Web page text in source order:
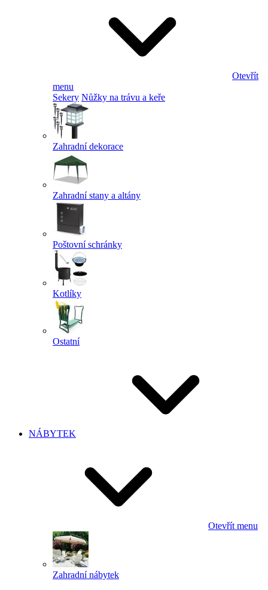
Otevřít
menu
Sekery Nůžky na trávu a keře
Zahradní dekorace
Zahradní stany a altány
Poštovní schránky
Kotlíky
Ostatní
NÁBYTEK
Otevřít menu
Zahradní nábytek